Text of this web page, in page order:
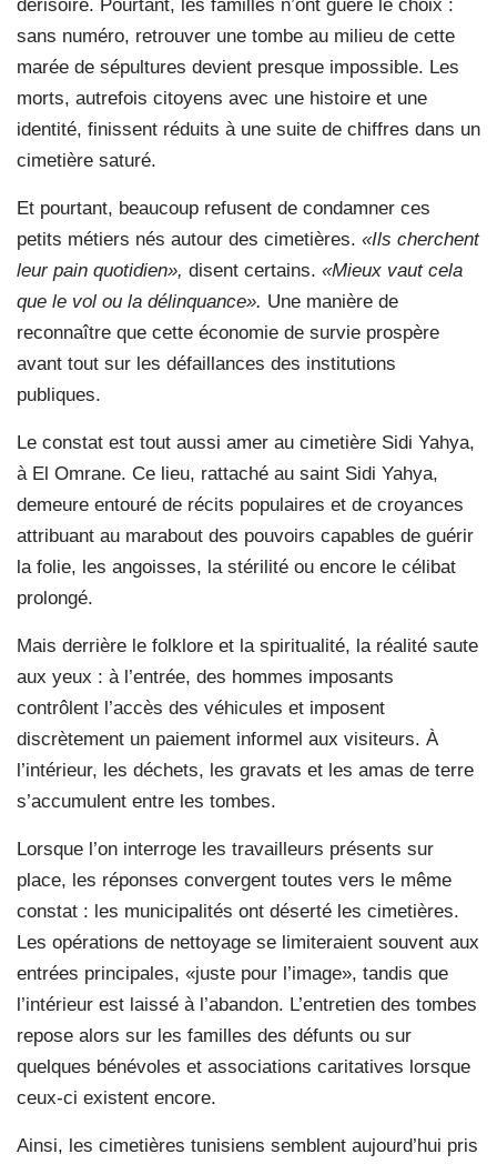
dérisoire. Pourtant, les familles n’ont guère le choix :
sans numéro, retrouver une tombe au milieu de cette
marée de sépultures devient presque impossible. Les
morts, autrefois citoyens avec une histoire et une
identité, finissent réduits à une suite de chiffres dans un
cimetière saturé.
Et pourtant, beaucoup refusent de condamner ces
petits métiers nés autour des cimetières. «Ils cherchent
leur pain quotidien», disent certains. «Mieux vaut cela
que le vol ou la délinquance». Une manière de
reconnaître que cette économie de survie prospère
avant tout sur les défaillances des institutions
publiques.
Le constat est tout aussi amer au cimetière Sidi Yahya,
à El Omrane. Ce lieu, rattaché au saint Sidi Yahya,
demeure entouré de récits populaires et de croyances
attribuant au marabout des pouvoirs capables de guérir
la folie, les angoisses, la stérilité ou encore le célibat
prolongé.
Mais derrière le folklore et la spiritualité, la réalité saute
aux yeux : à l’entrée, des hommes imposants
contrôlent l’accès des véhicules et imposent
discrètement un paiement informel aux visiteurs. À
l’intérieur, les déchets, les gravats et les amas de terre
s’accumulent entre les tombes.
Lorsque l’on interroge les travailleurs présents sur
place, les réponses convergent toutes vers le même
constat : les municipalités ont déserté les cimetières.
Les opérations de nettoyage se limiteraient souvent aux
entrées principales, «juste pour l’image», tandis que
l’intérieur est laissé à l’abandon. L’entretien des tombes
repose alors sur les familles des défunts ou sur
quelques bénévoles et associations caritatives lorsque
ceux-ci existent encore.
Ainsi, les cimetières tunisiens semblent aujourd’hui pris